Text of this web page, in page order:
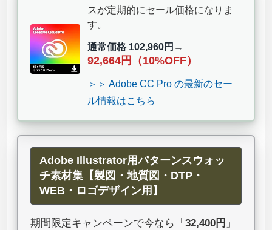
スが定期的にセール価格になりま
す。
通常価格 102,960円 →
92,664円（10%OFF）
＞＞ Adobe CC Pro の最新のセー
ル情報はこちら
Adobe Illustrator用パターンスウォッ
チ素材集【製図・地質図・DTP・
WEB・ロゴデザイン用】
期間限定キャンペーンで今なら「 32,400円 」